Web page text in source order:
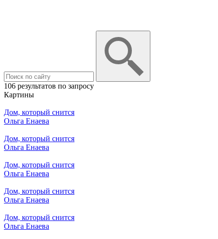
106 результатов по запросу
Картины
Дом, который снится
Ольга Енаева
Дом, который снится
Ольга Енаева
Дом, который снится
Ольга Енаева
Дом, который снится
Ольга Енаева
Дом, который снится
Ольга Енаева